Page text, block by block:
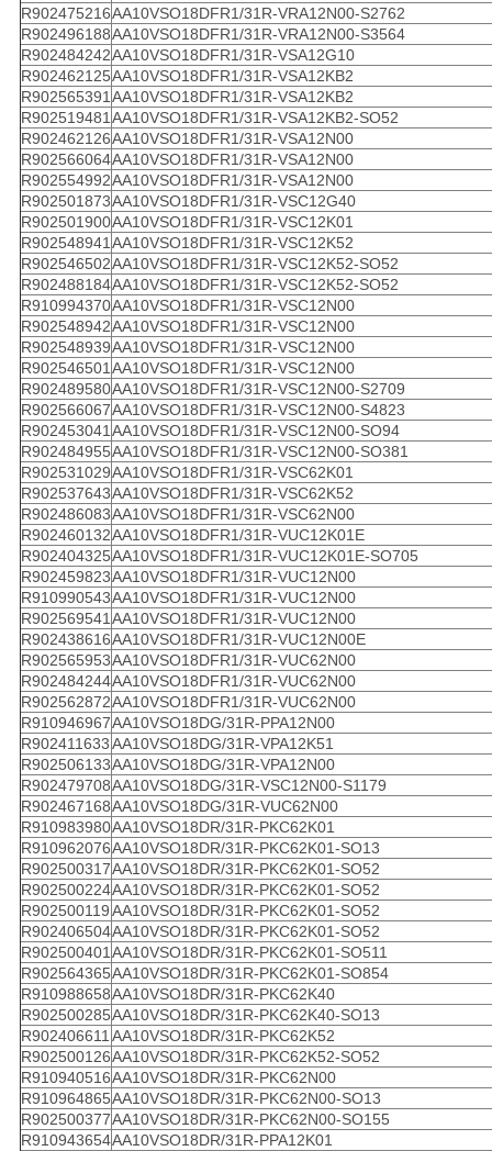
R902475216AA10VSO18DFR1/31R-VRA12N00-S2762
R902496188AA10VSO18DFR1/31R-VRA12N00-S3564
R902484242AA10VSO18DFR1/31R-VSA12G10
R902462125AA10VSO18DFR1/31R-VSA12KB2
R902565391AA10VSO18DFR1/31R-VSA12KB2
R902519481AA10VSO18DFR1/31R-VSA12KB2-SO52
R902462126AA10VSO18DFR1/31R-VSA12N00
R902566064AA10VSO18DFR1/31R-VSA12N00
R902554992AA10VSO18DFR1/31R-VSA12N00
R902501873AA10VSO18DFR1/31R-VSC12G40
R902501900AA10VSO18DFR1/31R-VSC12K01
R902548941AA10VSO18DFR1/31R-VSC12K52
R902546502AA10VSO18DFR1/31R-VSC12K52-SO52
R902488184AA10VSO18DFR1/31R-VSC12K52-SO52
R910994370AA10VSO18DFR1/31R-VSC12N00
R902548942AA10VSO18DFR1/31R-VSC12N00
R902548939AA10VSO18DFR1/31R-VSC12N00
R902546501AA10VSO18DFR1/31R-VSC12N00
R902489580AA10VSO18DFR1/31R-VSC12N00-S2709
R902566067AA10VSO18DFR1/31R-VSC12N00-S4823
R902453041AA10VSO18DFR1/31R-VSC12N00-SO94
R902484955AA10VSO18DFR1/31R-VSC12N00-SO381
R902531029AA10VSO18DFR1/31R-VSC62K01
R902537643AA10VSO18DFR1/31R-VSC62K52
R902486083AA10VSO18DFR1/31R-VSC62N00
R902460132AA10VSO18DFR1/31R-VUC12K01E
R902404325AA10VSO18DFR1/31R-VUC12K01E-SO705
R902459823AA10VSO18DFR1/31R-VUC12N00
R910990543AA10VSO18DFR1/31R-VUC12N00
R902569541AA10VSO18DFR1/31R-VUC12N00
R902438616AA10VSO18DFR1/31R-VUC12N00E
R902565953AA10VSO18DFR1/31R-VUC62N00
R902484244AA10VSO18DFR1/31R-VUC62N00
R902562872AA10VSO18DFR1/31R-VUC62N00
R910946967AA10VSO18DG/31R-PPA12N00
R902411633AA10VSO18DG/31R-VPA12K51
R902506133AA10VSO18DG/31R-VPA12N00
R902479708AA10VSO18DG/31R-VSC12N00-S1179
R902467168AA10VSO18DG/31R-VUC62N00
R910983980AA10VSO18DR/31R-PKC62K01
R910962076AA10VSO18DR/31R-PKC62K01-SO13
R902500317AA10VSO18DR/31R-PKC62K01-SO52
R902500224AA10VSO18DR/31R-PKC62K01-SO52
R902500119AA10VSO18DR/31R-PKC62K01-SO52
R902406504AA10VSO18DR/31R-PKC62K01-SO52
R902500401AA10VSO18DR/31R-PKC62K01-SO511
R902564365AA10VSO18DR/31R-PKC62K01-SO854
R910988658AA10VSO18DR/31R-PKC62K40
R902500285AA10VSO18DR/31R-PKC62K40-SO13
R902406611AA10VSO18DR/31R-PKC62K52
R902500126AA10VSO18DR/31R-PKC62K52-SO52
R910940516AA10VSO18DR/31R-PKC62N00
R910964865AA10VSO18DR/31R-PKC62N00-SO13
R902500377AA10VSO18DR/31R-PKC62N00-SO155
R910943654AA10VSO18DR/31R-PPA12K01